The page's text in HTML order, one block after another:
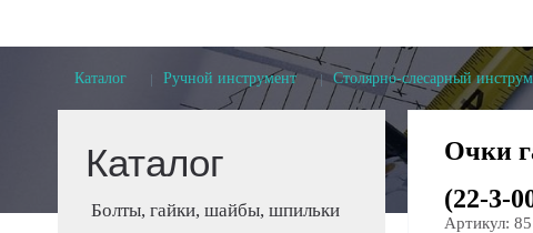
Каталог
Ручной инструмент Столярно-слесарный
Каталог
Болты, гайки, шайбы, шпильки
Очки
(22-3-
Артикул: 85